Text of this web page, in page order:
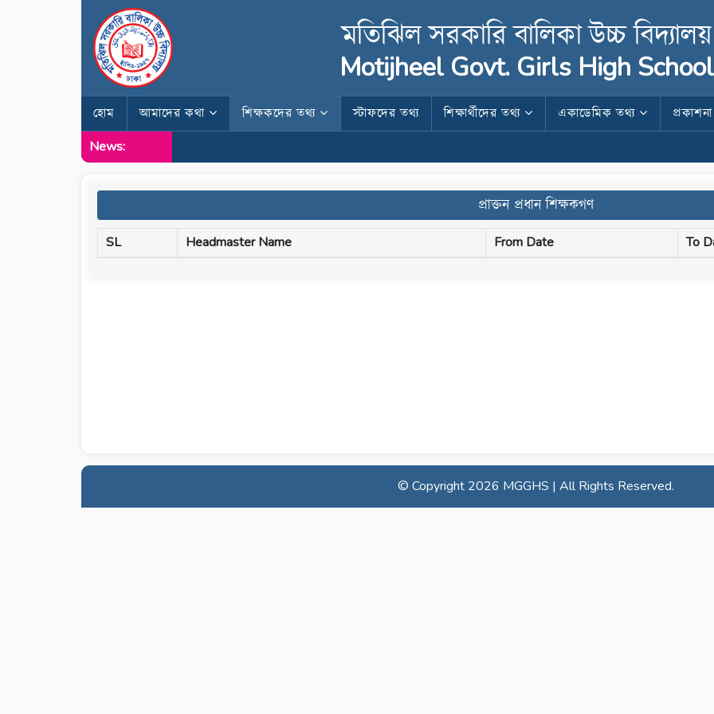
মতিঝিল সরকারি বালিকা উচ্চ বিদ্যালয়
Motijheel Govt. Girls High School
হোম আমাদের কথা শিক্ষকদের তথ্য স্টাফদের তথ্য শিক্ষার্থীদের তথ্য একাডেমিক তথ্য প্রকাশনা
News:
প্রাক্তন প্রধান শিক্ষকগণ
SL Headmaster Name From Date To
© Copyright 2026 MGGHS | All Rights Reserved.